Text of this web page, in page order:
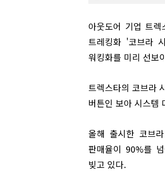
아웃도어 기업 트
트레킹화 '코브라
워킹화를 미리 선보
트렉스타의 코브라
버튼인 보아 시스템
올해 출시한 코브
판매율이 90%를
빚고 있다.